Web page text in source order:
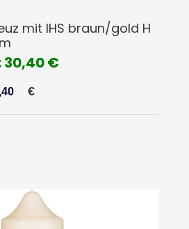
mit IHS braun/gold H
30,40 €
€